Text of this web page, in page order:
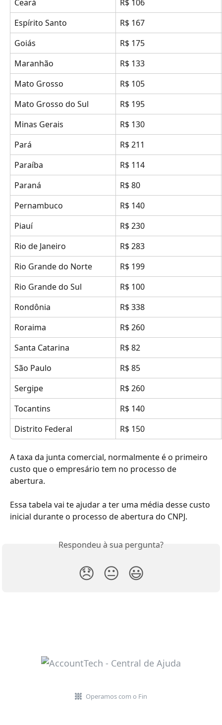
Ceará
R$ 106
Espírito Santo
R$ 167
Goiás
R$ 175
Maranhão
R$ 133
Mato Grosso
R$ 105
Mato Grosso do Sul
R$ 195
Minas Gerais
R$ 130
Pará
R$ 211
Paraíba
R$ 114
Paraná
R$ 80
Pernambuco
R$ 140
Piauí
R$ 230
Rio de Janeiro
R$ 283
Rio Grande do Norte
R$ 199
Rio Grande do Sul
R$ 100
Rondônia
R$ 338
Roraima
R$ 260
Santa Catarina
R$ 82
São Paulo
R$ 85
Sergipe
R$ 260
Tocantins
R$ 140
Distrito Federal
R$ 150
A taxa da junta comercial, normalmente é o primeiro
custo que o empresário tem no processo de
abertura.
Essa tabela vai te ajudar a ter uma média desse custo
inicial durante o processo de abertura do CNPJ.
Respondeu à sua pergunta?
😞 😐 😃
Operamos com o Fin